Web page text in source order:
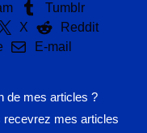
Tumblr
X
Reddit
E-mail
de mes articles ?
recevrez mes articles